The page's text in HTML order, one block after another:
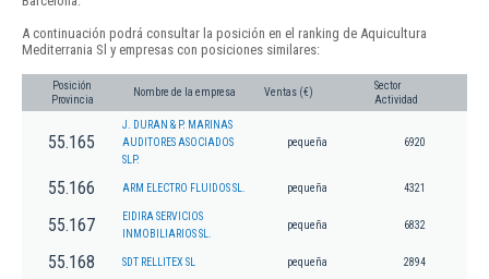
A continuación podrá consultar la posición en el ranking de Aquicultura
Mediterrania Sl y empresas con posiciones similares:
Posición
Provincia
Nombre de la empresa Ventas (€)
Sector
Actividad
55.165
J. DURAN & P. MARINAS
AUDITORES ASOCIADOS
SLP.
pequeña 6920
55.166 ARM ELECTRO FLUIDOS SL. pequeña 4321
55.167
EIDIRA SERVICIOS
INMOBILIARIOS SL.
pequeña 6832
55.168 SDT RELLITEX SL pequeña 2894